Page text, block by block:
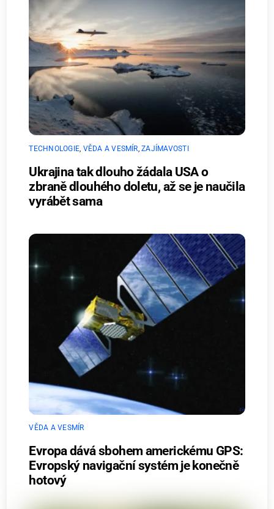
TECHNOLOGIE VĚDA A VESMÍR ,ZAJÍMAVOSTI
Ukrajina tak dlouho žádala USA o
zbraně dlouhého doletu, až se je naučila
vyrábět sama
VĚDA A VESMÍR
Evropa dává sbohem americkému GPS:
Evropský navigační systém je konečně
hotový